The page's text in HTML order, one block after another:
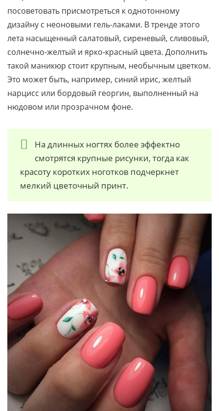
посоветовать присмотреться к однотонному
дизайну с неоновыми гель-лаками. В тренде этого
лета насыщенный салатовый, сиреневый, сливовый,
солнечно-желтый и ярко-красный цвета. Дополнить
такой маникюр стоит крупным, необычным цветком.
Это может быть, например, синий ирис, желтый
нарцисс или бордовый георгин, выполненный на
нюдовом или прозрачном фоне.
На длинных ногтях более эффектно
смотрятся крупные рисунки, тогда как
красоту коротких ноготков подчеркнет
мелкий цветочный принт.